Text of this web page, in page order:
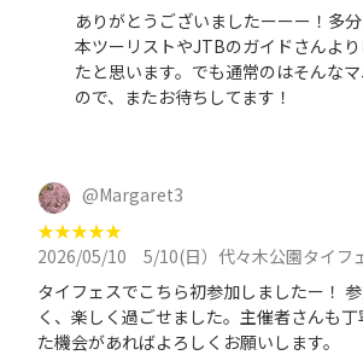
ありがとうございましたーーー！多
本ツーリストやJTBのガイドさんよ
たと思います。でも通常のはそんな
ので、またお待ちしてます！
@Margaret3
★★★★★
2026/05/10
5/10(日）代々木公園タイフェスに行こう‼️ピクニック&散策&
タイフェスでこちら初参加しましたー！
く、楽しく過ごせました。主催者さんも
た機会があればよろしくお願いします。